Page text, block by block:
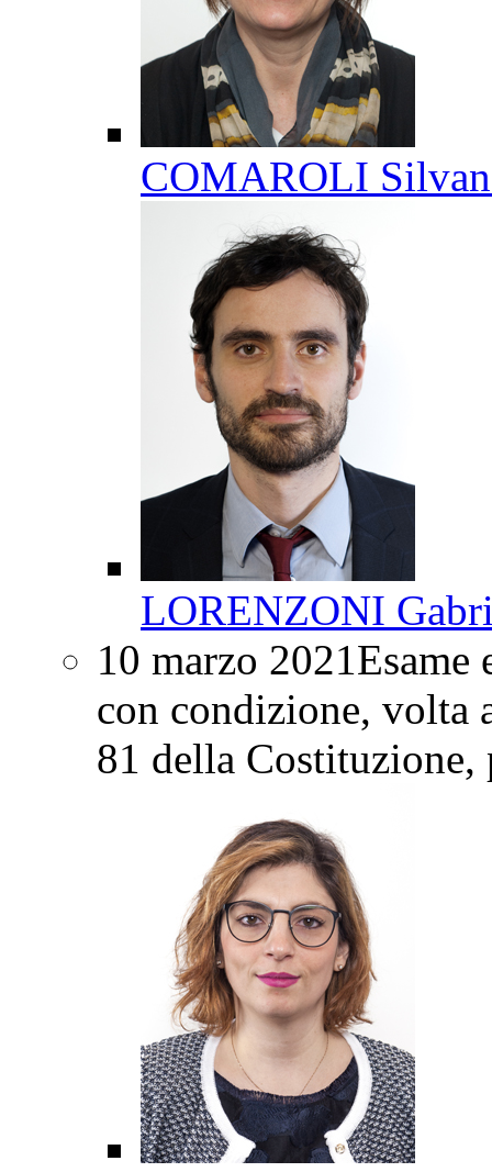
COMAROLI
LORENZONI
10 marzo 2021Esame
con condizione, volta
81 della Costituzione,